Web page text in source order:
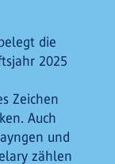
die
2025
Zeichen
Auch
und
zählen